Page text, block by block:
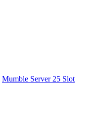
Mumble Server 25 Slot